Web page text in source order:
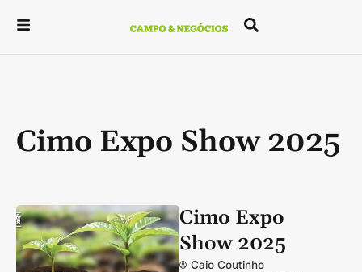
Cimo Expo Show 2025
Cimo Expo
Show 2025
Caio Coutinho